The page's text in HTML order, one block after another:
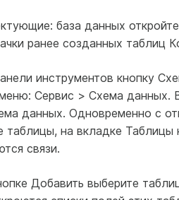
база данных
ранее созданных таблиц
инструментов кнопку
Сервис > Схема данных.
данных. Одновременно с
таблицы, на вкладке
связи.
Добавить выберите